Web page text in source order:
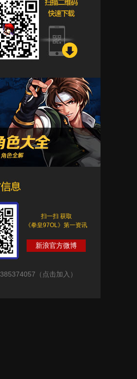
扫一扫 获取
《拳皇97OL》第一资讯
新浪官方微博
385374057（点击加入）